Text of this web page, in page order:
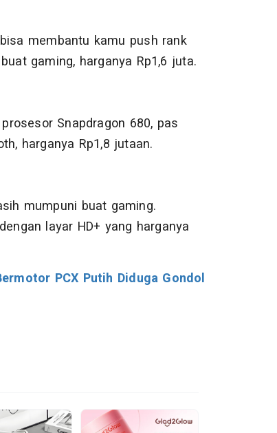
membantu kamu push rank
gaming, harganya Rp1,6 juta.
Snapdragon 680, pas
harganya Rp1,8 jutaan.
mumpuni buat gaming.
layar HD+ yang harganya
PCX Putih Diduga Gondol